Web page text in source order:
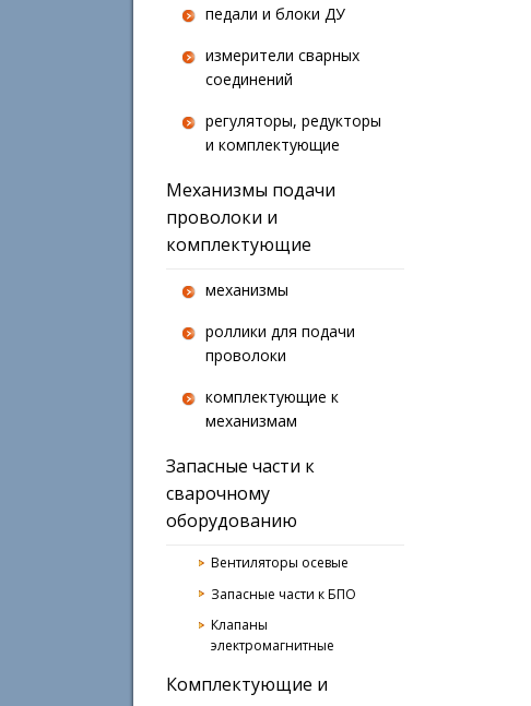
педали и блоки ДУ
измерители сварных
соединений
регуляторы, редукторы
и комплектующие
Механизмы подачи
проволоки и
комплектующие
механизмы
роллики для подачи
проволоки
комплектующие к
механизмам
Запасные части к
сварочному
оборудованию
Вентиляторы осевые
Запасные части к БПО
Клапаны
электромагнитные
Комплектующие и